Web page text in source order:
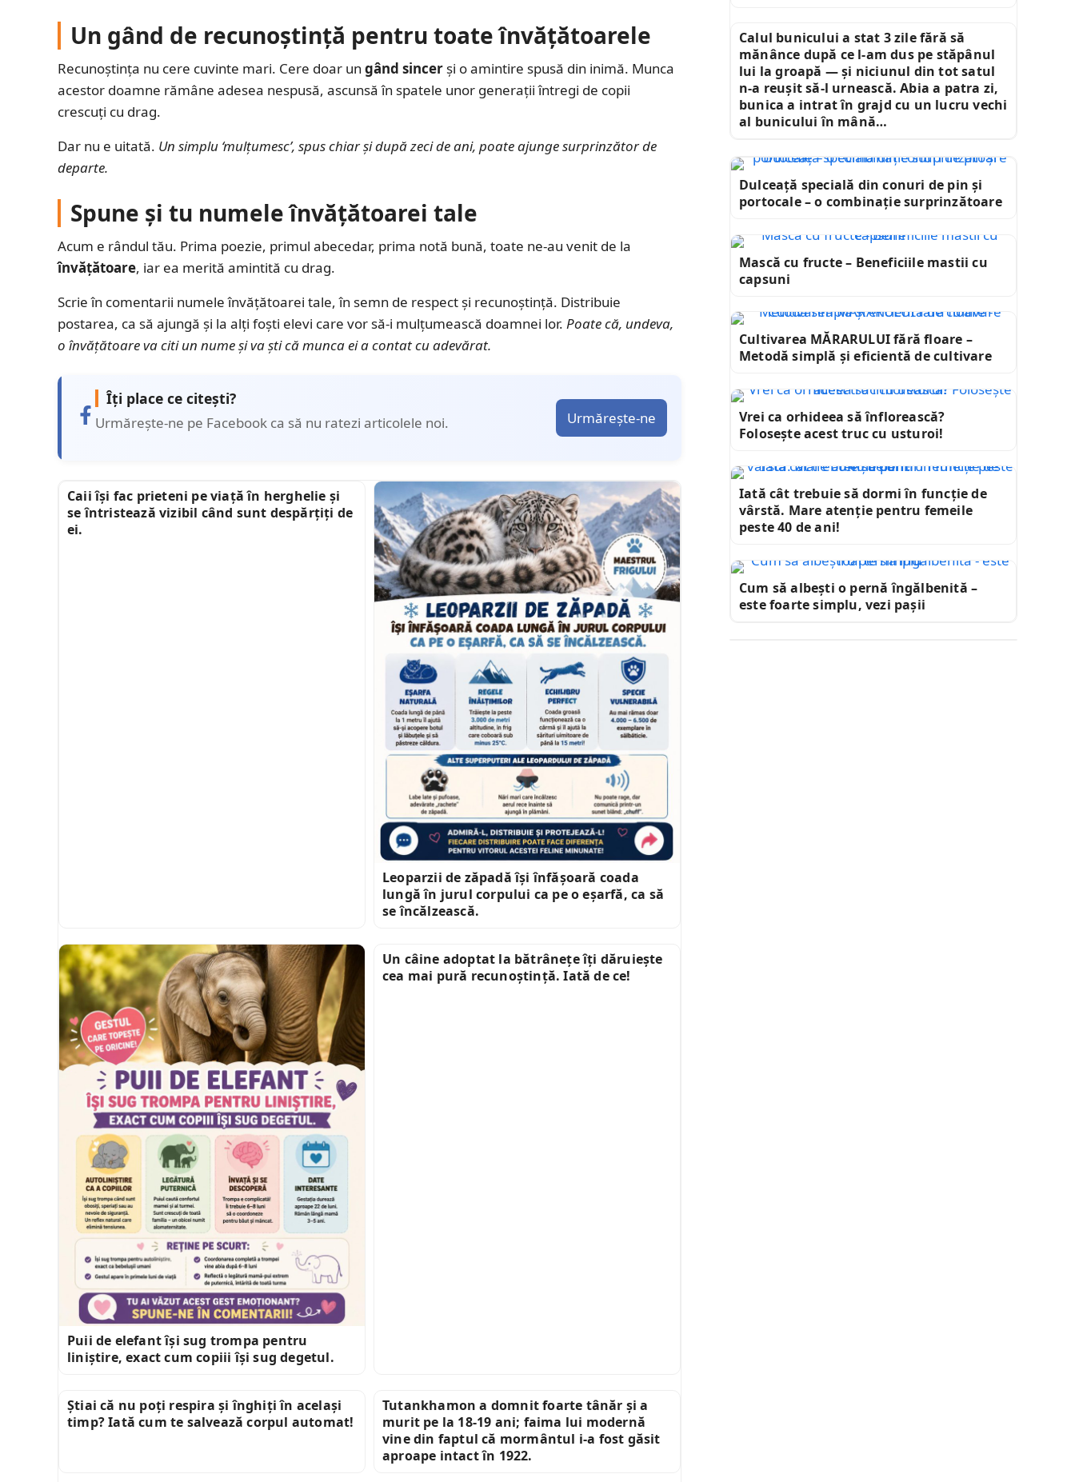
Un gând de recunoștință pentru toate învățătoarele
Recunoștința nu cere cuvinte mari. Cere doar un gând sincerși o amintire spusă din inimă. Munca
acestor doamne rămâne adesea nespusă, ascunsă în spatele unor generații întregi de copii
crescuți cu drag.
Dar nu e uitată. Un simplu ‘mulțumesc’, spus chiar și după zeci de ani, poate ajunge surprinzător de
departe.
Spune și tu numele învățătoarei tale
Acum e rândul tău. Prima poezie, primul abecedar, prima notă bună, toate ne-au venit de la
învățătoare, iar ea merită amintită cu drag.
Scrie în comentarii numele învățătoarei tale, în semn de respect și recunoștință. Distribuie
postarea, ca să ajungă și la alți foști elevi care vor să-i mulțumească doamnei lor. Poate că, undeva,
o învățătoare va citi un nume și va ști că munca ei a contat cu adevărat.
Îți place ce citești?
Urmărește-ne pe Facebook ca să nu ratezi articolele noi. Urmărește-ne
Caii își fac prieteni pe viață în herghelie și
se întristează vizibil când sunt despărțiți de
ei.
Leoparzii de zăpadă își înfășoară coada
lungă în jurul corpului ca pe o eșarfă, ca să
se încălzească.
Puii de elefant își sug trompa pentru
liniștire, exact cum copiii își sug degetul.
Un câine adoptat la bătrânețe îți dăruiește
cea mai pură recunoștință. Iată de ce!
Știai că nu poți respira și înghiți în același
timp? Iată cum te salvează corpul automat!
Tutankhamon a domnit foarte tânăr și a
murit pe la 18-19 ani; faima lui modernă
vine din faptul că mormântul i-a fost găsit
aproape intact în 1922.
Calul bunicului a stat 3 zile fără să
mănânce după ce l-am dus pe stăpânul
lui la groapă — și niciunul din tot satul
n-a reușit să-l urnească. Abia a patra zi,
bunica a intrat în grajd cu un lucru vechi
al bunicului în mână…
Dulceață specială din conuri de pin și
portocale – o combinație surprinzătoare
Mască cu fructe – Beneficiile mastii cu
capsuni
Cultivarea MĂRARULUI fără floare –
Metodă simplă și eficientă de cultivare
Vrei ca orhideea să înflorească?
Folosește acest truc cu usturoi!
Iată cât trebuie să dormi în funcție de
vârstă. Mare atenție pentru femeile
peste 40 de ani!
Cum să albești o pernă îngălbenită –
este foarte simplu, vezi pașii